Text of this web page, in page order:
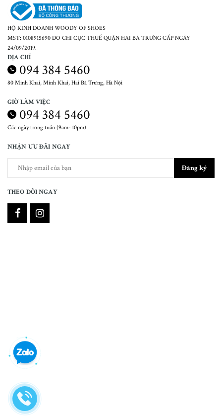
HỘ KINH DOANH WOODY OF SHOES
MST: 0108915690 DO CHI CỤC THUẾ QUẬN HAI BÀ TRƯNG CẤP NGÀY
24/09/2019.
ĐỊA CHỈ
094 384 5460
80 Minh Khai, Minh Khai, Hai Bà Trưng, Hà Nội
GIỜ LÀM VIỆC
094 384 5460
Các ngày trong tuần (9am- 10pm)
NHẬN ƯU ĐÃI NGAY
Đăng ký
THEO DÕI NGAY